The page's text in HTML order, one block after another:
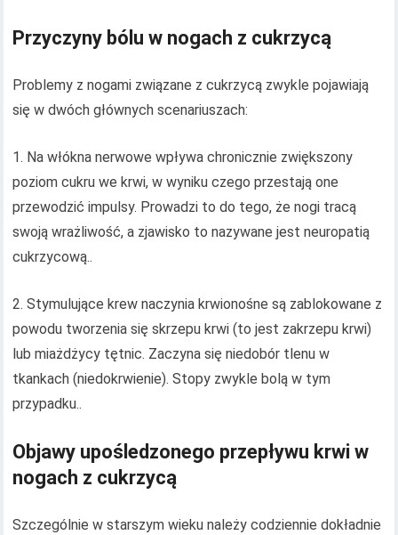
Przyczyny bólu w nogach z cukrzycą
Problemy z nogami związane z cukrzycą zwykle pojawiają
się w dwóch głównych scenariuszach:
1. Na włókna nerwowe wpływa chronicznie zwiększony
poziom cukru we krwi, w wyniku czego przestają one
przewodzić impulsy. Prowadzi to do tego, że nogi tracą
swoją wrażliwość, a zjawisko to nazywane jest neuropatią
cukrzycową..
2. Stymulujące krew naczynia krwionośne są zablokowane z
powodu tworzenia się skrzepu krwi (to jest zakrzepu krwi)
lub miażdżycy tętnic. Zaczyna się niedobór tlenu w
tkankach (niedokrwienie). Stopy zwykle bolą w tym
przypadku..
Objawy upośledzonego przepływu krwi w
nogach z cukrzycą
Szczególnie w starszym wieku należy codziennie dokładnie